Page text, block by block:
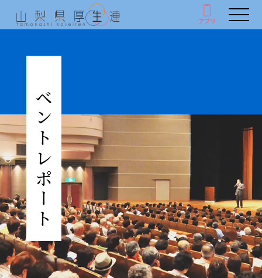
アプリ
アプリ
がん教育
健康教室
イベント
健康情報
厚生連について
イベントレポート